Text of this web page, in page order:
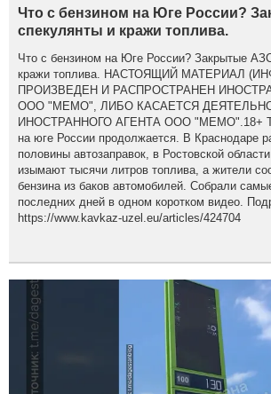
Что с бензином на Юге России?
спекулянты и кражи топлива.
Что с бензином на Юге России? Закрытые
кражи топлива. НАСТОЯЩИЙ МАТЕРИАЛ
ПРОИЗВЕДЕН И РАСПРОСТРАНЕН
ООО "МЕМО", ЛИБО КАСАЕТСЯ
ИНОСТРАННОГО АГЕНТА ООО "МЕМО".18+
на юге России продолжается. В Краснодаре
половины автозаправок, в Ростовской
изымают тысячи литров топлива, а жители
бензина из баков автомобилей. Собрали
последних дней в одном коротком видео.
https://www.kavkaz-uzel.eu/articles/424704